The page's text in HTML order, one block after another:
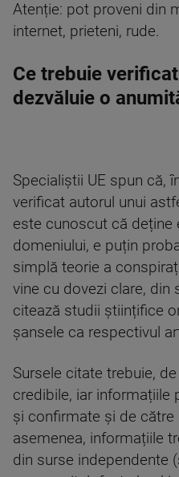
Atenție: pot proveni din
internet, prieteni, rude.
Ce trebuie
dezvăluie o
Specialiștii UE spun că,
verificat autorul unui
este cunoscut că deține
domeniului, e puțin
simplă teorie a
vine cu dovezi clare, din
citează studii științifice
șansele ca respectivul
Sursele citate trebuie,
credibile, iar informațiile
și confirmate și de
asemenea, informațiile
din surse independente